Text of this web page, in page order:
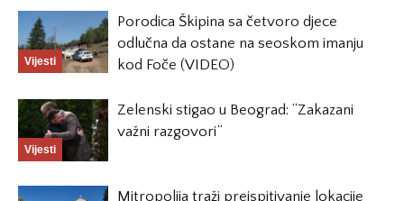
Vijesti
Porodica Škipina sa četvoro djece
odlučna da ostane na seoskom imanju
kod Foče (VIDEO)
Vijesti
Zelenski stigao u Beograd: “Zakazani
važni razgovori”
Mitropolija traži preispitivanje lokacije